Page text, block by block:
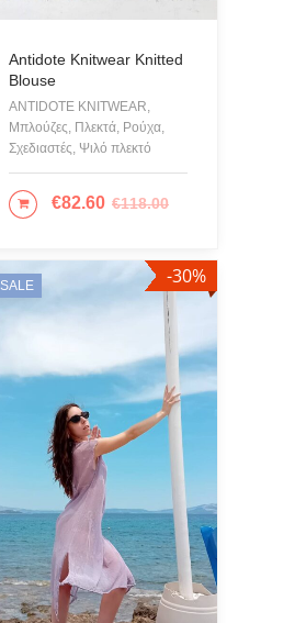
Antidote Knitwear Knitted
Blouse
ANTIDOTE KNITWEAR,
Μπλούζες, Πλεκτά, Ρούχα,
Σχεδιαστές, Ψιλό πλεκτό
€118.00
€82.60
ΕΠΙΛΟΓΉ
SALE -30%